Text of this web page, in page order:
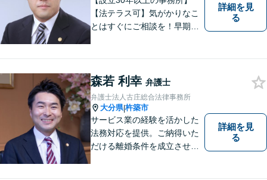
【法テラス可】気がかりなこ
とはすぐにご相談を！早期対
など幅広い問題に柔軟に対応
いたします。【駐車場あり】
詳細を見
る
森若 利幸 弁護士
弁護士法人古庄総合法律事務所
大分県|杵築市
サービス業の経験を活かした
法務対応を提供。ご納得いた
だける離婚条件を成立させる
詳細を見
る